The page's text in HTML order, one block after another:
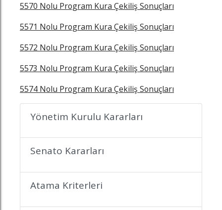
5570 Nolu Program Kura Çekiliş Sonuçları
5571 Nolu Program Kura Çekiliş Sonuçları
5572 Nolu Program Kura Çekiliş Sonuçları
5573 Nolu Program Kura Çekiliş Sonuçları
5574 Nolu Program Kura Çekiliş Sonuçları
Yönetim Kurulu Kararları
Senato Kararları
Atama Kriterleri
ziyaret edin
sayfamızı ziyaret edin